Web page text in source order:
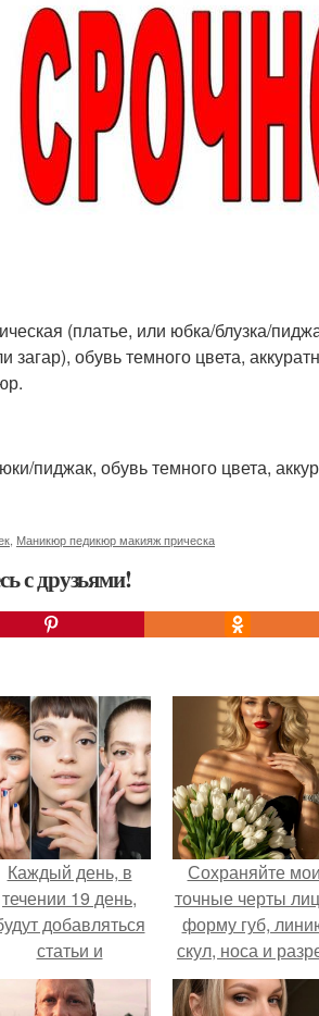
(платье, или юбка/блузка/
загар), обувь темного цвета,
пиджак, обувь темного цвета,
Маникюр педикюр макияж прическа
с друзьями!
Каждый день, в
течении 19 день,
добавляться
статьи и
фотографии:
Сохраняйте мои
точные черты
форму губ,
скул, носа и
глаз.